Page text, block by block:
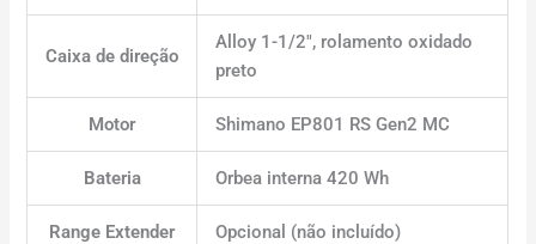
Caixa de direção
Alloy 1-1/2″, rolamento oxidado
preto
Motor Shimano EP801 RS Gen2 MC
Bateria Orbea interna 420 Wh
Range Extender Opcional (não incluído)